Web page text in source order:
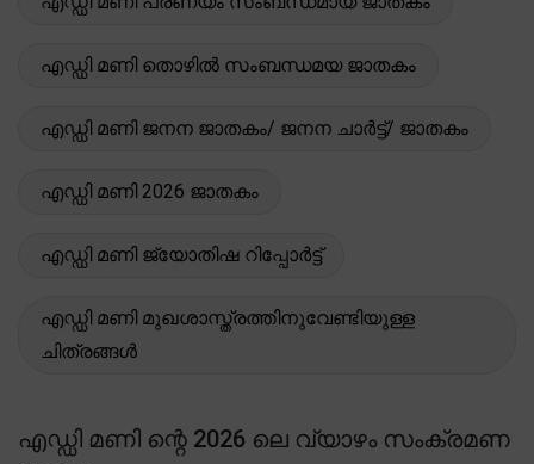
എഡ്ഡി മണി തൊഴിൽ സംബന്ധമയ ജാതകം
എഡ്ഡി മണി ജനന ജാതകം/ ജനന ചാർട്ട്/ ജാതകം
എഡ്ഡി മണി 2026 ജാതകം
എഡ്ഡി മണി ജ്യോതിഷ റിപ്പോർട്ട്
എഡ്ഡി മണി മുഖശാസ്ത്രത്തിനുവേണ്ടിയുള്ള
ചിത്രങ്ങൾ
എഡ്ഡി മണി ന്റെ 2026 ലെ വ്യാഴം സംക്രമണ